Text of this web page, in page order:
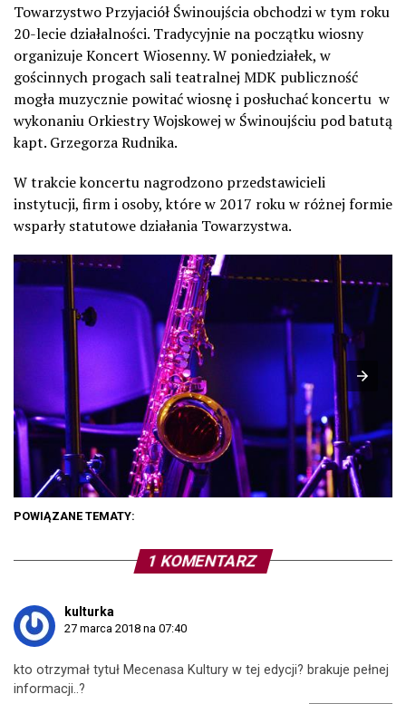
Towarzystwo Przyjaciół Świnoujścia obchodzi w tym roku
20-lecie działalności. Tradycyjnie na początku wiosny
organizuje Koncert Wiosenny. W poniedziałek, w
gościnnych progach sali teatralnej MDK publiczność
mogła muzycznie powitać wiosnę i posłuchać koncertu w
wykonaniu Orkiestry Wojskowej w Świnoujściu pod batutą
kapt. Grzegorza Rudnika.
W trakcie koncertu nagrodzono przedstawicieli
instytucji, firm i osoby, które w 2017 roku w różnej formie
wsparły statutowe działania Towarzystwa.
POWIĄZANE TEMATY:
1 KOMENTARZ
kulturka
27 marca 2018 na 07:40
kto otrzymał tytuł Mecenasa Kultury w tej edycji? brakuje pełnej
informacji..?